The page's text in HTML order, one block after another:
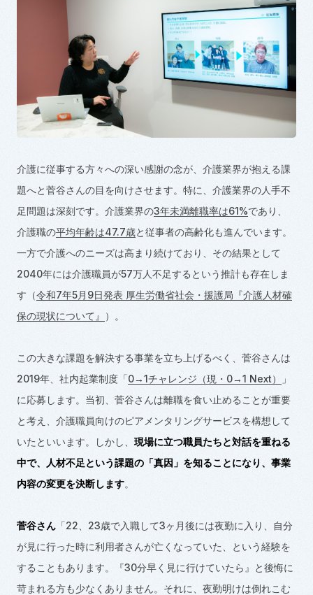
介護に従事する方々への深い感謝の念が、介護業界が抱える課
題へと菅谷さんの目を向けさせます。特に、介護業界の人手不
足問題は深刻です。介護業界の3年未満離職率は61%であり、
介護職の平均年齢は47.7歳と従事者の高齢化も進んでいます。
一方で介護へのニーズは高まり続けており、その結果として
2040年には介護職員が57万人不足するという推計も存在しま
す（令和7年5月9日発表 厚生労働省社会・援護局『介護人材確
保の現状について』 ）。
この大きな課題を解決する事業を立ち上げるべく、菅谷さんは
2019年、社内起業制度「0→1チャレンジ（現・0→1 Next）
」
に応募します。当初、菅谷さんは離職を食い止めることが重要
と考え、介護職員向けのピアメンタリングサービスを構想して
いたといいます。しかし、 現場に立つ職員たちと対話を重ねる
中で、人材不足という課題の「真因」を知ることになり、事業
内容の変更を決断します。
菅谷さん「22 23歳で入職して3ヶ月後には夜勤に入り、自分
が見に行った時に利用者さんが亡くなっていた、という経験を
することもあります。『30分早く見に行けていたら』と後悔に
苛まれる方も少なくありません。それに、夜勤明けは倒れこむ